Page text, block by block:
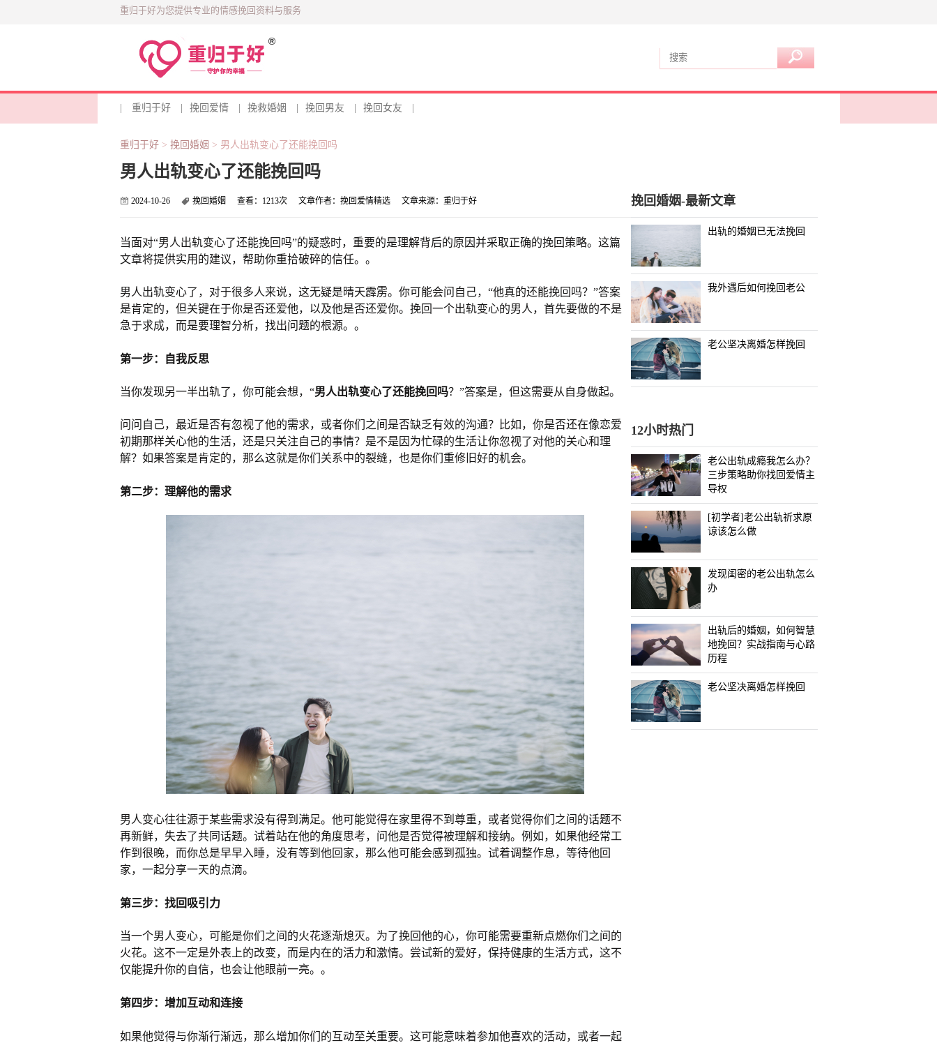
重归于好为您提供专业的情感挽回资料与服务
重归于好 挽回爱情 挽救婚姻 挽回男友 挽回女友
重归于好> 挽回婚姻 > 男人出轨变心了还能挽回吗
男人出轨变心了还能挽回吗
2024-10-26 挽回婚姻 查看： 1213次 文章作者： 挽回爱情精选 文章来源： 重归于好
当面对“男人出轨变心了还能挽回吗”的疑惑时，重要的是理解背后的原因并采取正确的挽回策略。这篇
文章将提供实用的建议，帮助你重拾破碎的信任。。
男人出轨变心了，对于很多人来说，这无疑是晴天霹雳。你可能会问自己，“他真的还能挽回吗？”答案
是肯定的，但关键在于你是否还爱他，以及他是否还爱你。挽回一个出轨变心的男人，首先要做的不是
急于求成，而是要理智分析，找出问题的根源。。
第一步：自我反思
当你发现另一半出轨了，你可能会想，“男人出轨变心了还能挽回吗？”答案是，但这需要从自身做起。
问问自己，最近是否有忽视了他的需求，或者你们之间是否缺乏有效的沟通？比如，你是否还在像恋爱
初期那样关心他的生活，还是只关注自己的事情？是不是因为忙碌的生活让你忽视了对他的关心和理
解？如果答案是肯定的，那么这就是你们关系中的裂缝，也是你们重修旧好的机会。
第二步：理解他的需求
男人变心往往源于某些需求没有得到满足。他可能觉得在家里得不到尊重，或者觉得你们之间的话题不
再新鲜，失去了共同话题。试着站在他的角度思考，问他是否觉得被理解和接纳。例如，如果他经常工
作到很晚，而你总是早早入睡，没有等到他回家，那么他可能会感到孤独。试着调整作息，等待他回
家，一起分享一天的点滴。
第三步：找回吸引力
当一个男人变心，可能是你们之间的火花逐渐熄灭。为了挽回他的心，你可能需要重新点燃你们之间的
火花。这不一定是外表上的改变，而是内在的活力和激情。尝试新的爱好，保持健康的生活方式，这不
仅能提升你的自信，也会让他眼前一亮。。
第四步：增加互动和连接
如果他觉得与你渐行渐远，那么增加你们的互动至关重要。这可能意味着参加他喜欢的活动，或者一起
挽回婚姻-最新文章
出轨的婚姻已无法挽回
我外遇后如何挽回老公
老公坚决离婚怎样挽回
12小时热门
老公出轨成瘾我怎么办？
三步策略助你找回爱情主
导权
[初学者]老公出轨祈求原
谅该怎么做
发现闺密的老公出轨怎么
办
出轨后的婚姻，如何智慧
地挽回？实战指南与心路
历程
老公坚决离婚怎样挽回